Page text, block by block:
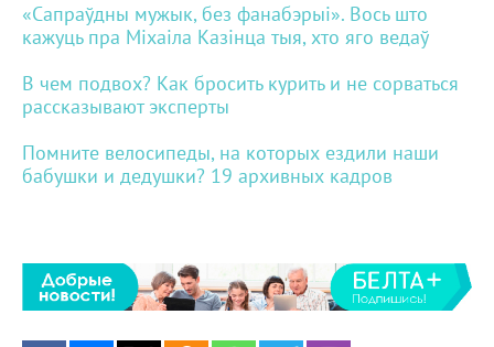
«Сапраўдны мужык, без фанабэрыі». Вось што
кажуць пра Міхаіла Казінца тыя, хто яго ведаў
В чем подвох? Как бросить курить и не сорваться
рассказывают эксперты
Помните велосипеды, на которых ездили наши
бабушки и дедушки? 19 архивных кадров